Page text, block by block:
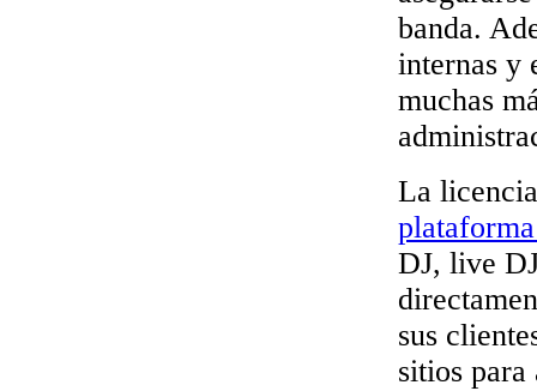
banda.
internas y
muchas
La
DJ, live
sus
sitios para